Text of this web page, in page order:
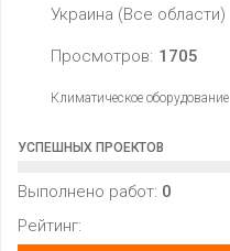
Украина (Все области)
Просмотров: 1705
Климатическое оборудование
УСПЕШНЫХ ПРОЕКТОВ
Выполнено работ: 0
Рейтинг: